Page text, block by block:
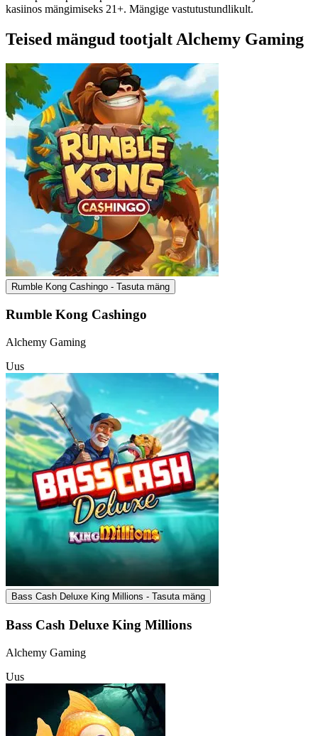
kasiinos mängimiseks 21+. Mängige vastutustundlikult.
Teised mängud tootjalt Alchemy Gaming
Rumble Kong Cashingo - Tasuta mäng
Rumble Kong Cashingo
Alchemy Gaming
Uus
Bass Cash Deluxe King Millions - Tasuta mäng
Bass Cash Deluxe King Millions
Alchemy Gaming
Uus